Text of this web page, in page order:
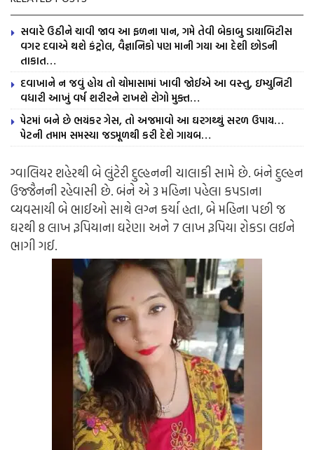
સવારે ઉઠીને ચાવી જાવ આ ફળના પાન, ગમે તેવી બેકાબુ ડાયાબિટીસ
વગર દવાએ થશે કંટ્રોલ, વૈજ્ઞાનિકો પણ માની ગયા આ દેશી છોડની
તાકાત…
દવાખાને ન જવું હોય તો ચોમાસામાં ખાવી જોઈએ આ વસ્તુ, ઇમ્યુનિટી
વધારી આખું વર્ષ શરીરને રાખશે રોગો મુક્ત…
પેટમાં બને છે ભયંકર ગેસ, તો અજમાવો આ ઘરગથ્થું સરળ ઉપાય…
પેટની તમામ સમસ્યા જડમૂળથી કરી દેશે ગાયબ…
ગ્વાલિયર શહેરથી બે લુંટેરી દુલ્હનની ચાલાકી સામે છે. બંને દુલ્હન
ઉજ્જૈનની રહેવાસી છે. બંને એ 3 મહિના પહેલા કપડાના
વ્યવસાયી બે ભાઈઓ સાથે લગ્ન કર્યા હતા, બે મહિના પછી જ
ઘરથી 8 લાખ રૂપિયાના ઘરેણા અને 7 લાખ રૂપિયા રોકડા લઈને
ભાગી ગઈ.